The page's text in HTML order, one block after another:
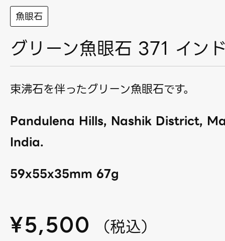
魚眼石
グリーン魚眼石 371 イン
束沸石を伴ったグリーン魚眼石です。
Pandulena Hills, Nashik District,
India.
59x55x35mm 67g
¥5,500 （税込）